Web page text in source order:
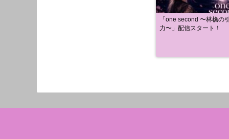
「one second 〜林檎の
力〜」配信スタート！